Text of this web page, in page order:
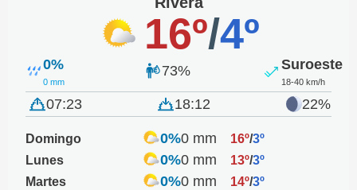
16º/4º
0%
0 mm
73% Suroeste
18-40 km/h
07:23 18:12 22%
Domingo 0%0 mm 16º/3º
Lunes
0%0 mm 13º/3º
Martes
0%0 mm 14º/3º